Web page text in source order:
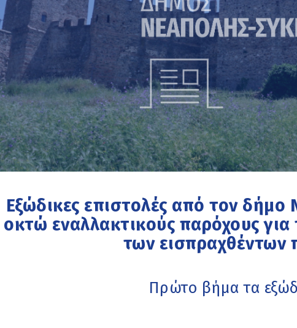
Εξώδικες επιστολές από τον
οκτώ εναλλακτικούς παρόχους
των εισπραχθέντων
Πρώτο βήμα τα